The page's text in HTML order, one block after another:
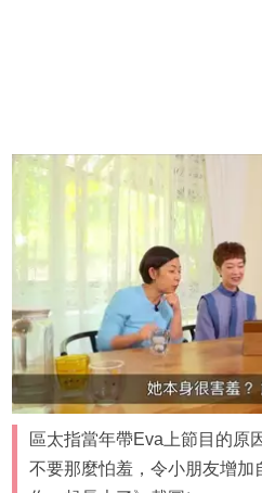
區太指當年帶Eva上節目的原
不要那麼怕羞，令小朋友增